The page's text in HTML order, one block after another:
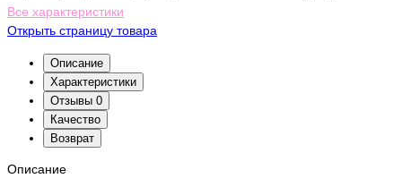
Все характеристики
Открыть страницу товара
Описание
Характеристики
Отзывы 0
Качество
Возврат
Описание